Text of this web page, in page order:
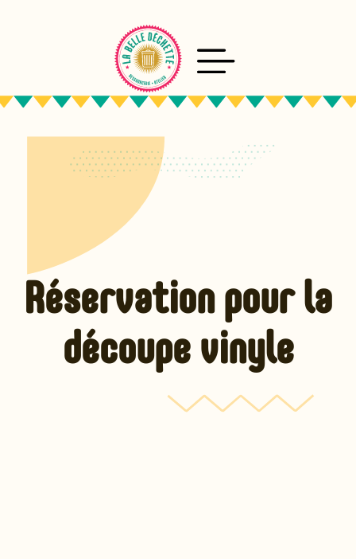
Réservation pour la
découpe vinyle